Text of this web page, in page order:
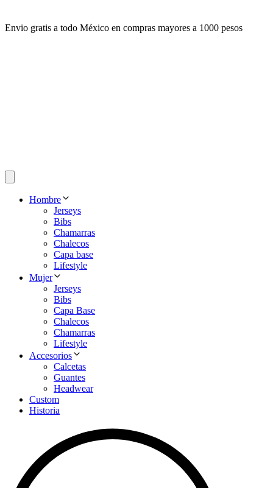
Envio gratis a todo México en compras mayores a 1000 pesos
Hombre
Jerseys
Bibs
Chamarras
Chalecos
Capa base
Lifestyle
Mujer
Jerseys
Bibs
Capa Base
Chalecos
Chamarras
Lifestyle
Accesorios
Calcetas
Guantes
Headwear
Custom
Historia